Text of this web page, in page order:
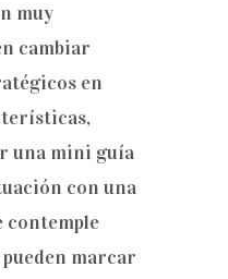
muy
cambiar
en
una mini guía
con una
contemple
marcar